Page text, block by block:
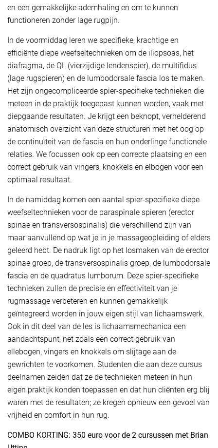
en een gemakkelijke ademhaling en om te kunnen
functioneren zonder lage rugpijn.
In de voormiddag leren we specifieke, krachtige en
efficiënte diepe weefseltechnieken om de iliopsoas, het
diafragma, de QL (vierzijdige lendenspier), de multifidus
(lage rugspieren) en de lumbodorsale fascia los te maken.
Het zijn ongecompliceerde spier-specifieke technieken die
meteen in de praktijk toegepast kunnen worden, vaak met
diepgaande resultaten. Je krijgt een beknopt, verhelderend
anatomisch overzicht van deze structuren met het oog op
de continuïteit van de fascia en hun onderlinge functionele
relaties. We focussen ook op een correcte plaatsing en een
correct gebruik van vingers, knokkels en elbogen voor een
optimaal resultaat.
In de namiddag komen een aantal spier-specifieke diepe
weefseltechnieken voor de paraspinale spieren (erector
spinae en transversospinalis) die verschillend zijn van
maar aanvullend op wat je in je massageopleiding of elders
geleerd hebt. De nadruk ligt op het losmaken van de erector
spinae groep, de transversospinalis groep, de lumbodorsale
fascia en de quadratus lumborum. Deze spier-specifieke
technieken zullen de precisie en effectiviteit van je
rugmassage verbeteren en kunnen gemakkelijk
geïntegreerd worden in jouw eigen stijl van lichaamswerk.
Ook in dit deel van de les is lichaamsmechanica een
aandachtspunt, net zoals een correct gebruik van
ellebogen, vingers en knokkels om slijtage aan de
gewrichten te voorkomen. Studenten die aan deze cursus
deelnamen zeiden dat ze de technieken meteen in hun
eigen praktijk konden toepassen en dat hun cliënten erg blij
waren met de resultaten; ze kregen opnieuw een gevoel van
vrijheid en comfort in hun rug.
COMBO KORTING: 350 euro voor de 2 cursussen met Brian